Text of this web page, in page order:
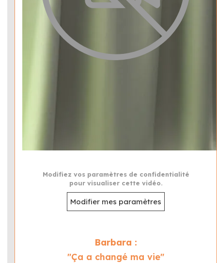
Modifiez vos paramètres de confidentialité
pour visualiser cette vidéo.
Modifier mes paramètres
Barbara :
"Ça a changé ma vie"